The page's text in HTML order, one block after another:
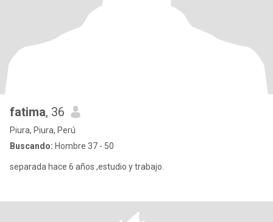
fatima, 36
Piura, Piura, Perú
Buscando: Hombre 37 - 50
separada hace 6 años ,estudio y trabajo.